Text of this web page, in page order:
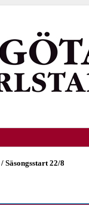
/Säsongsstart 22/8